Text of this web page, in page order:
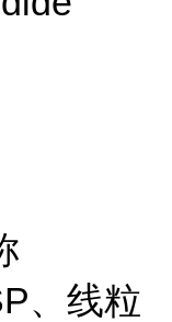
、线粒